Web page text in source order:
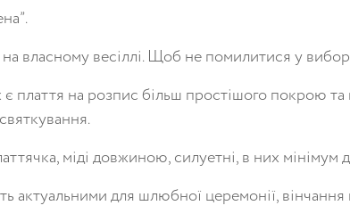
”.
на власномувесіллі.Щоб непомилитисяу
є плаття на розпис більш простішогопокроюта
святкування.
,міді довжиною,силуетні,в них мінімум
актуальнимидля шлюбної церемонії,вінчання